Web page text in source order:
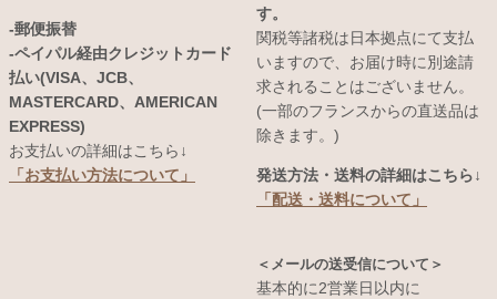
-郵便振替
-ペイパル経由クレジットカード
払い(VISA、JCB、
MASTERCARD、AMERICAN
EXPRESS)
お支払いの詳細はこちら↓
「お支払い方法について」
す。
関税等諸税は日本拠点にて支払
いますので、お届け時に別途請
求されることはございません。
(一部のフランスからの直送品は
除きます。)
発送方法・送料の詳細はこちら↓
「配送・送料について」
＜メールの送受信について＞
基本的に2営業日以内に